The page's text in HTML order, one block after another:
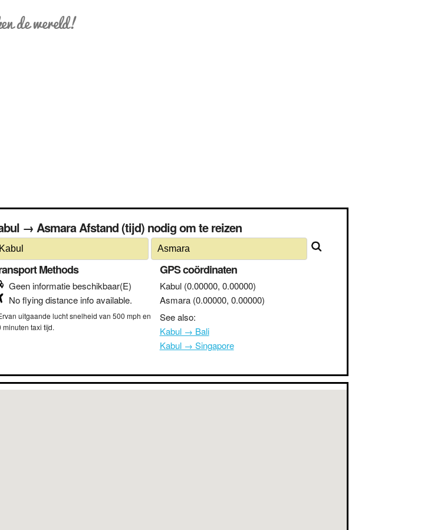
de wereld!
→ Asmara Afstand (tijd) nodig om te reizen
Methods
Geen informatie beschikbaar(E)
No flying distance info available.
uitgaande lucht snelheid van 500 mph en
minuten taxi tijd.
GPS coördinaten
Kabul (0.00000, 0.00000)
Asmara (0.00000, 0.00000)
See also:
Kabul → Bali
Kabul → Singapore